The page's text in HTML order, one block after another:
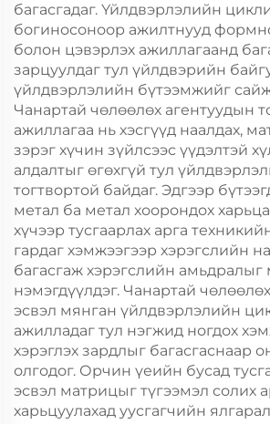
багасгадаг. Үйлдвэрлэлийн
богиносоноор ажилтнууд
болон цэвэрлэх ажиллагаанд
зарцуулдаг тул үйлдвэрийн
үйлдвэрлэлийн бүтээмжийг
Чанартай чөлөөлөх агентуудын
ажиллагаа нь хэсгүүд наалдах,
зэрэг хүчин зүйлсээс үүдэлтэй
алдалтыг өгөхгүй тул
тогтвортой байдаг. Эдгээр
метал ба метал хоорондох
хүчээр тусгаарлах арга
гардаг хэмжээгээр хэрэгслийн
багасгаж хэрэгслийн амьдралыг
нэмэгдүүлдэг. Чанартай
эсвэл мянган үйлдвэрлэлийн
ажилладаг тул нэгжид ногдох
хэрэглэх зардлыг багасгаснаар
олгодог. Орчин үеийн бусад
эсвэл матрицыг түгээмэл солих
харьцуулахад уусгагчийн